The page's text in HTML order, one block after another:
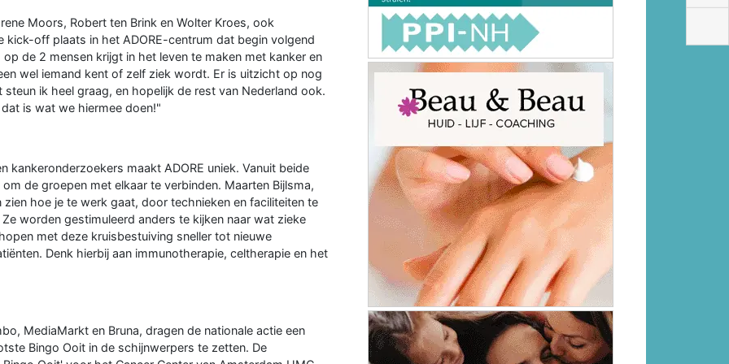
Moors, Robert ten Brink en Wolter Kroes, ook
off plaats in het ADORE-centrum dat begin volgend
de 2 mensen krijgt in het leven te maken met kanker en
wel iemand kent of zelf ziek wordt. Er is uitzicht op nog
ik heel graag, en hopelijk de rest van Nederland ook.
is wat we hiermee doen!"
maakt ADORE uniek. Vanuit beide
de groepen met elkaar te verbinden. Maarten Bijlsma,
hoe je te werk gaat, door technieken en faciliteiten te
worden gestimuleerd anders te kijken naar wat zieke
met deze kruisbestuiving sneller tot nieuwe
Denk hierbij aan immunotherapie, celtherapie en het
MediaMarkt en Bruna, dragen de nationale actie een
Bingo Ooit in de schijnwerpers te zetten. De